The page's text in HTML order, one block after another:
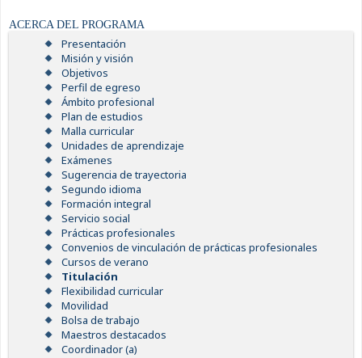
ACERCA DEL PROGRAMA
Presentación
Misión y visión
Objetivos
Perfil de egreso
Ámbito profesional
Plan de estudios
Malla curricular
Unidades de aprendizaje
Exámenes
Sugerencia de trayectoria
Segundo idioma
Formación integral
Servicio social
Prácticas profesionales
Convenios de vinculación de prácticas profesionales
Cursos de verano
Titulación
Flexibilidad curricular
Movilidad
Bolsa de trabajo
Maestros destacados
Coordinador (a)